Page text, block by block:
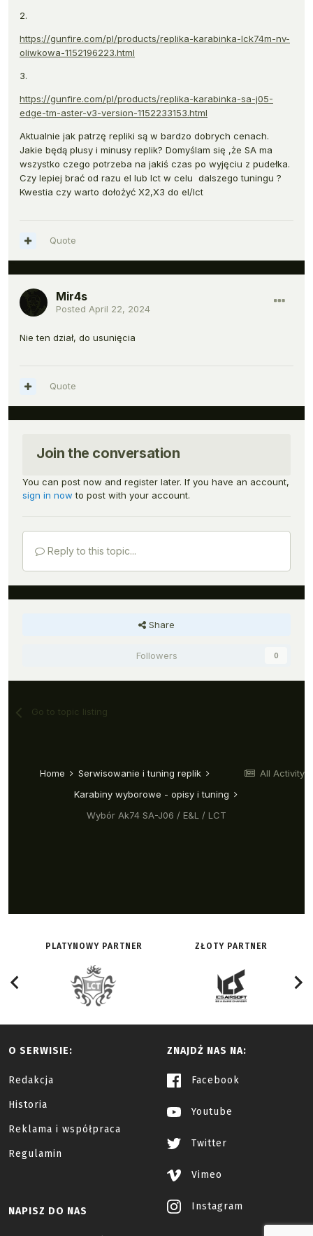
PLATYNOWY PARTNER ZŁOTY PARTNER
O SERWISIE:
Redakcja
Historia
Reklama i współpraca
Regulamin
ZNAJDŹ NAS NA:
Facebook
Youtube
Twitter
Vimeo
Instagram
NAPISZ DO NAS